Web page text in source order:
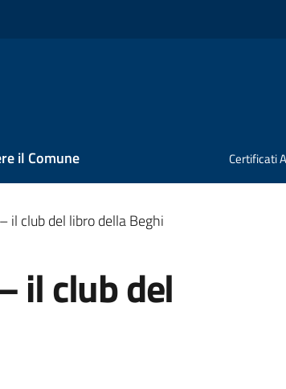
il Comune Certificati
il club del libro della Beghi
il club del